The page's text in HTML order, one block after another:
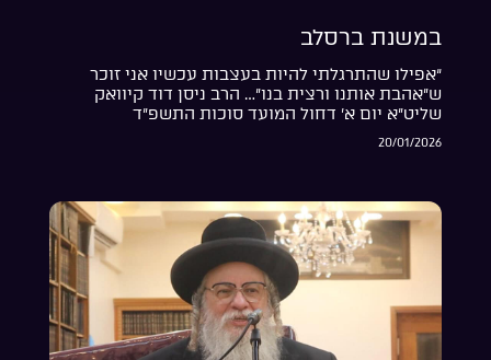
במשנת ברסלב
“אפילו שהתרגלתי להיות בעצבות עכשיו אני זוכר
ש”אהבת אותנו ורצית בנו”… הרב ניסן דוד קיוואק
שליט”א יום א’ דחול המועד סוכות התשפ”ד
20/01/2026